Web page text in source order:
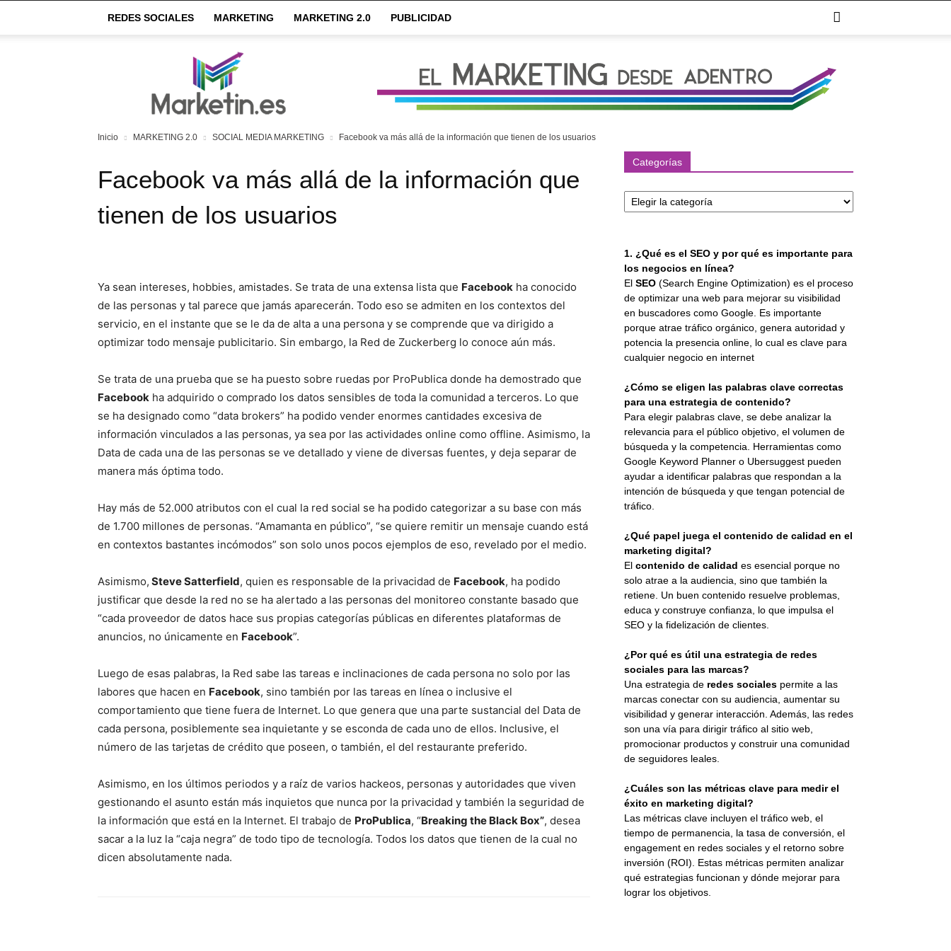
REDES SOCIALES MARKETING MARKETING 2.0 PUBLICIDAD
Inicio MARKETING 2.0 SOCIAL MEDIA MARKETING Facebook va más allá de la información que tienen de los usuarios
Facebook va más allá de la información que
tienen de los usuarios
Ya sean intereses, hobbies, amistades. Se trata de una extensa lista que Facebook ha conocido
de las personas y tal parece que jamás aparecerán. Todo eso se admiten en los contextos del
servicio, en el instante que se le da de alta a una persona y se comprende que va dirigido a
optimizar todo mensaje publicitario. Sin embargo, la Red de Zuckerberg lo conoce aún más.
Se trata de una prueba que se ha puesto sobre ruedas por ProPublica donde ha demostrado que
Facebook ha adquirido o comprado los datos sensibles de toda la comunidad a terceros. Lo que
se ha designado como “data brokers” ha podido vender enormes cantidades excesiva de
información vinculados a las personas, ya sea por las actividades online como offline. Asimismo, la
Data de cada una de las personas se ve detallado y viene de diversas fuentes, y deja separar de
manera más óptima todo.
Hay más de 52.000 atributos con el cual la red social se ha podido categorizar a su base con más
de 1.700 millones de personas. “Amamanta en público”, “se quiere remitir un mensaje cuando está
en contextos bastantes incómodos” son solo unos pocos ejemplos de eso, revelado por el medio.
Asimismo, Steve Satterfield, quien es responsable de la privacidad de Facebook, ha podido
justificar que desde la red no se ha alertado a las personas del monitoreo constante basado que
“cada proveedor de datos hace sus propias categorías públicas en diferentes plataformas de
anuncios, no únicamente en Facebook”.
Luego de esas palabras, la Red sabe las tareas e inclinaciones de cada persona no solo por las
labores que hacen en Facebook, sino también por las tareas en línea o inclusive el
comportamiento que tiene fuera de Internet. Lo que genera que una parte sustancial del Data de
cada persona, posiblemente sea inquietante y se esconda de cada uno de ellos. Inclusive, el
número de las tarjetas de crédito que poseen, o también, el del restaurante preferido.
Asimismo, en los últimos periodos y a raíz de varios hackeos, personas y autoridades que viven
gestionando el asunto están más inquietos que nunca por la privacidad y también la seguridad de
la información que está en la Internet. El trabajo de ProPublica, “Breaking the Black Box”, desea
sacar a la luz la “caja negra” de todo tipo de tecnología. Todos los datos que tienen de la cual no
dicen absolutamente nada.
Categorías
1. ¿Qué es el SEO y por qué es importante para
los negocios en línea?
El SEO (Search Engine Optimization) es el proceso
de optimizar una web para mejorar su visibilidad
en buscadores como Google. Es importante
porque atrae tráfico orgánico, genera autoridad y
potencia la presencia online, lo cual es clave para
cualquier negocio en internet
¿Cómo se eligen las palabras clave correctas
para una estrategia de contenido?
Para elegir palabras clave, se debe analizar la
relevancia para el público objetivo, el volumen de
búsqueda y la competencia. Herramientas como
Google Keyword Planner o Ubersuggest pueden
ayudar a identificar palabras que respondan a la
intención de búsqueda y que tengan potencial de
tráfico.
¿Qué papel juega el contenido de calidad en el
marketing digital?
El contenido de calidad es esencial porque no
solo atrae a la audiencia, sino que también la
retiene. Un buen contenido resuelve problemas,
educa y construye confianza, lo que impulsa el
SEO y la fidelización de clientes.
¿Por qué es útil una estrategia de redes
sociales para las marcas?
Una estrategia de redes sociales permite a las
marcas conectar con su audiencia, aumentar su
visibilidad y generar interacción. Además, las redes
son una vía para dirigir tráfico al sitio web,
promocionar productos y construir una comunidad
de seguidores leales.
¿Cuáles son las métricas clave para medir el
éxito en marketing digital?
Las métricas clave incluyen el tráfico web, el
tiempo de permanencia, la tasa de conversión, el
engagement en redes sociales y el retorno sobre
inversión (ROI). Estas métricas permiten analizar
qué estrategias funcionan y dónde mejorar para
lograr los objetivos.